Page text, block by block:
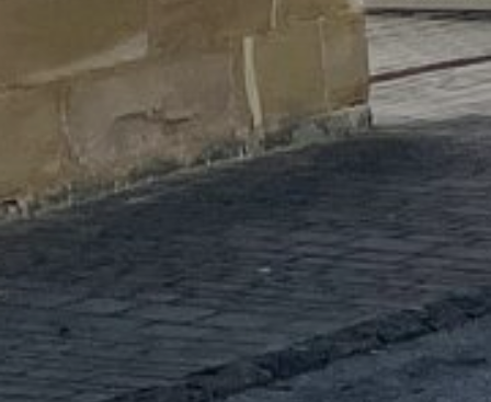
ORTE
REISEFÜHRER
REISEMAGAZINE